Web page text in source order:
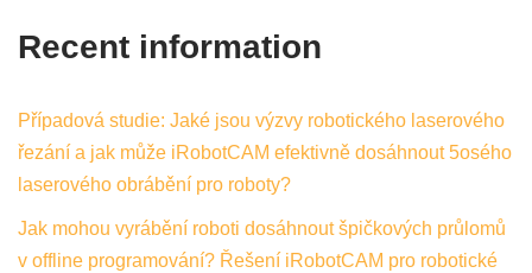
Recent information
Případová studie: Jaké jsou výzvy robotického laserového
řezání a jak může iRobotCAM efektivně dosáhnout 5osého
laserového obrábění pro roboty?
Jak mohou vyrábění roboti dosáhnout špičkových průlomů
v offline programování? Řešení iRobotCAM pro robotické